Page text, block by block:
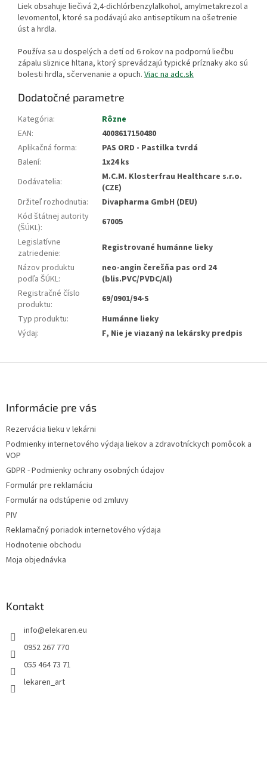
Liek obsahuje liečivá 2,4-dichlórbenzylalkohol, amylmetakrezol a
levomentol, ktoré sa podávajú ako antiseptikum na ošetrenie
úst a hrdla.
Používa sa u dospelých a detí od 6 rokov na podpornú liečbu
zápalu sliznice hltana, ktorý sprevádzajú typické príznaky ako sú
bolesti hrdla, sčervenanie a opuch. Viac na adc.sk
Dodatočné parametre
Kategória:
Rôzne
EAN:
4008617150480
Aplikačná forma:
PAS ORD - Pastilka tvrdá
Balení:
1x24 ks
Dodávatelia:
M.C.M. Klosterfrau Healthcare s.r.o.
(CZE)
Držiteľ rozhodnutia:
Divapharma GmbH (DEU)
Kód štátnej autority
(ŠÚKL):
67005
Legislatívne
zatriedenie:
Registrované humánne lieky
Názov produktu
podľa ŠÚKL:
neo-angin čerešňa pas ord 24
(blis.PVC/PVDC/Al)
Registračné číslo
produktu:
69/0901/94-S
Typ produktu:
Humánne lieky
Výdaj: F, Nie je viazaný na lekársky predpis
Informácie pre vás
Rezervácia lieku v lekárni
Podmienky internetového výdaja liekov a zdravotníckych pomôcok a
VOP
GDPR - Podmienky ochrany osobných údajov
Formulár pre reklamáciu
Formulár na odstúpenie od zmluvy
PIV
Reklamačný poriadok internetového výdaja
Hodnotenie obchodu
Moja objednávka
Kontakt
info@elekaren.eu
0952 267 770
055 464 73 71
lekaren_art